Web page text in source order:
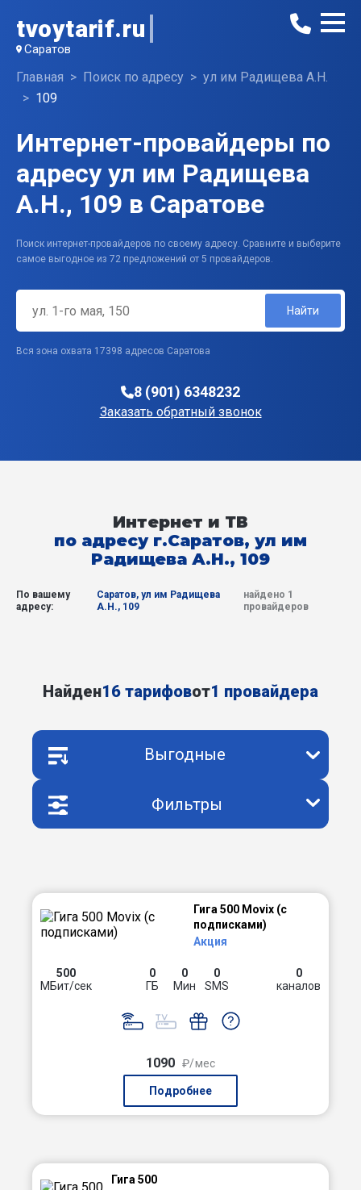
tvoytarif.ru
Саратов
Главная Поиск по адресу
ул им Радищева А.Н.
109
Интернет-провайдеры по
адресу ул им Радищева
А.Н., 109 в Саратове
Поиск интернет-провайдеров по своему адресу. Сравните и выберите
самое выгодное из 72 предложений от 5 провайдеров.
Найти
Вся зона охвата 17398 адресов Саратова
8 (901) 6348232
Заказать обратный звонок
Интернет и ТВ
по адресу г.Саратов, ул им
Радищева А.Н., 109
По вашему
адресу:
Саратов, ул им Радищева
А.Н., 109
найдено 1
провайдеров
Найден16 тарифовот1 провайдера
Выгодные
Фильтры
Гига 500 Movix (с
подписками)
Акция
500
МБит/сек
0
ГБ
0
Мин
0
SMS
0
каналов
1090 ₽/мес
Подробнее
Гига 500